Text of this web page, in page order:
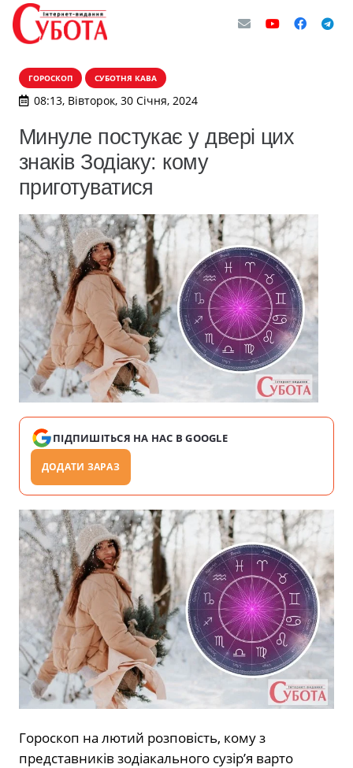
ГОРОСКОП СУБОТНЯ КАВА
08:13, Вівторок, 30 Січня, 2024
Минуле постукає у двері цих
знаків Зодіаку: кому
приготуватися
ПІДПИШІТЬСЯ НА НАС В GOOGLE
ДОДАТИ ЗАРАЗ
Гороскоп на лютий розповість, кому з
представників зодіакального сузір’я варто